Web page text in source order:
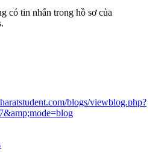
có tin nhắn trong hồ sơ của
blogs/viewblog.php?